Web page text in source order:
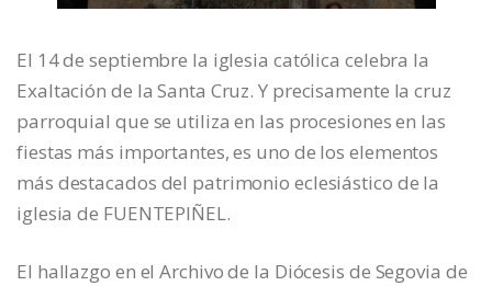
El 14 de septiembre la iglesia católica celebra la
Exaltación de la Santa Cruz. Y precisamente la cruz
parroquial que se utiliza en las procesiones en las
fiestas más importantes, es uno de los elementos
más destacados del patrimonio eclesiástico de la
iglesia de FUENTEPIÑEL.
El hallazgo en el Archivo de la Diócesis de Segovia de